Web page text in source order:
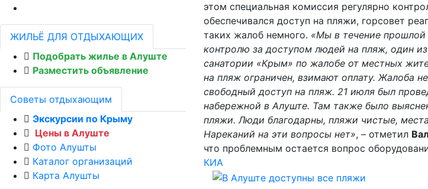
этом специальная комиссия регулярно
обеспечивался доступ на пляжи, горсовет
таких жалоб немного. «Мы в течение прошлой
контролю за доступом людей на пляж, один
санатории «Крым» по жалобе от местных
на пляж ограничен, взимают оплату. Жалоба
свободный доступ на пляж. 21 июля был
набережной в Алуште. Там также было
пляжи. Люди благодарны, пляжи чистые,
Нареканий на эти вопросы нет», – отметил
что проблемным остается вопрос
КИА
ЖИЛЬЁ ДЛЯ ОТДЫХАЮЩИХ
Подобрать жилье в Алуште
Разместить объявление
Советы отдыхающим
Экскурсии по Крыму
Цены в Алуште
Фото Алушты
Каталог организаций
Карта Алушты